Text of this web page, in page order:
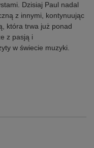
Dzisiaj Paul nadal
z innymi, kontynuując
która trwa już ponad
z pasją i
w świecie muzyki.